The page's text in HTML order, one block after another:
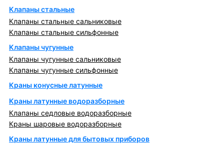
Клапаны стальные
Клапаны стальные сальниковые
Клапаны стальные сильфонные
Клапаны чугунные
Клапаны чугунные сальниковые
Клапаны чугунные сильфонные
Краны конусные латунные
Краны латунные водоразборные
Клапаны седловые водоразборные
Краны шаровые водоразборные
Краны латунные для бытовых приборов